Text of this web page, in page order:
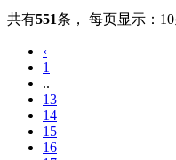
共有551条 ， 每页显示：
‹
1
..
13
14
15
16